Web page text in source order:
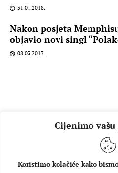
Cijenimo
Koristimo kolačiće kako
31.01.2018.
Nakon posjeta
objavio novi singl
08.03.2017.